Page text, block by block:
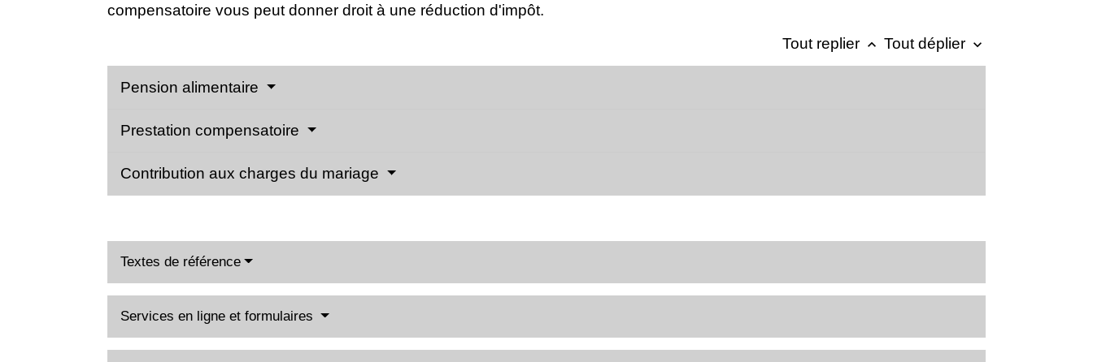
compensatoire vous peut donner droit à une réduction d'impôt.
Tout replier keyboard_arrow_up Tout déplier keyboard_arrow_down
Pension alimentaire
Prestation compensatoire
Contribution aux charges du mariage
Textes de référence
Services en ligne et formulaires